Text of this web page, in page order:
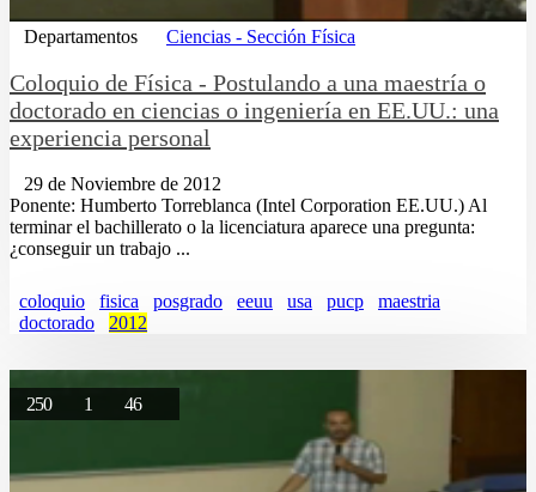
Departamentos Ciencias - Sección Física
Coloquio de Física - Postulando a una maestría o
doctorado en ciencias o ingeniería en EE.UU.: una
experiencia personal
29 de Noviembre de 2012
Ponente: Humberto Torreblanca (Intel Corporation EE.UU.) Al
terminar el bachillerato o la licenciatura aparece una pregunta:
¿conseguir un trabajo ...
coloquio fisica posgrado eeuu usa pucp
maestria
doctorado
2012
250 1 46